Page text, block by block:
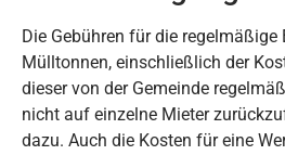
Die Gebühren für die regelmäßige
Mülltonnen, einschließlich der
dieser von der Gemeinde
nicht auf einzelne Mieter
dazu. Auch die Kosten für eine